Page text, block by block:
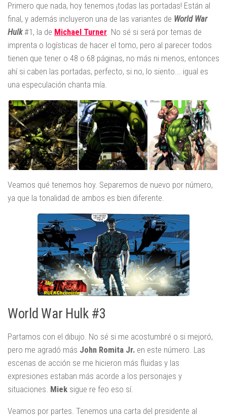
Primero que nada, hoy tenemos ¡todas las portadas! Están al
final, y además incluyeron una de las variantes de World War
Hulk#1, la de Michael Turner. No sé si será por temas de
imprenta o logísticas de hacer el tomo, pero al parecer todos
tienen que tener o 48 o 68 páginas, no más ni menos, entonces
ahí si caben las portadas, perfecto, si no, lo siento... igual es
una especulación chanta mía.
Veamos qué tenemos hoy. Separemos de nuevo por número,
ya que la tonalidad de ambos es bien diferente.
World War Hulk #3
Partamos con el dibujo. No sé si me acostumbré o si mejoró,
pero me agradó más John Romita Jr. en este número. Las
escenas de acción se me hicieron más fluidas y las
expresiones estaban más acorde a los personajes y
situaciones. Miek sigue re feo eso sí.
Veamos por partes. Tenemos una carta del presidente al